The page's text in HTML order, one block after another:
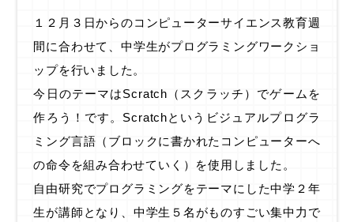
１２月３日からのコンピューターサイエンス教育週
間に合わせて、中学生がプログラミングワークショ
ップを行いました。
今日のテーマはScratch（スクラッチ）でゲームを
作ろう！です。Scratchというビジュアルプログラ
ミング言語（ブロックに書かれたコンピューターへ
の命令を組み合わせていく）を使用しました。
自由研究でプログラミングをテーマにした中学２年
生が講師となり、中学生５名がものすごい集中力で